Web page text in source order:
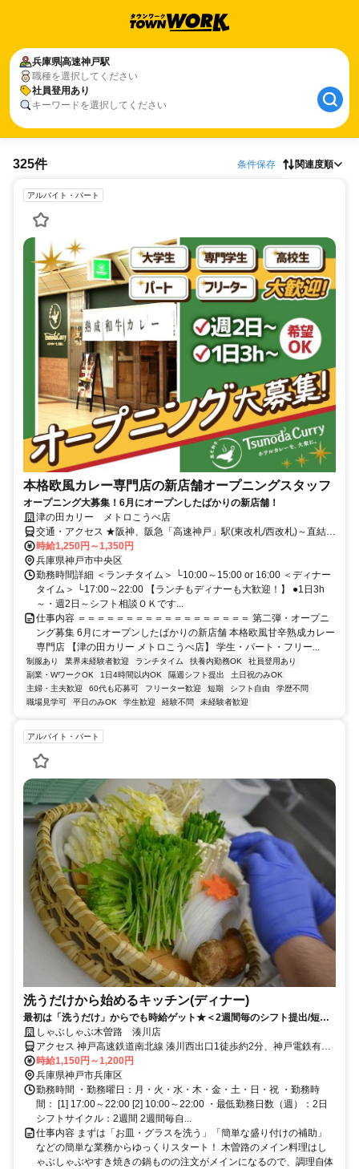
兵庫県高速神戸駅
職種を選択してください
社員登用あり
キーワードを選択してください
325件 条件保存 関連度順
アルバイト・パート
本格欧風カレー専門店の新店舗オープニングスタッフ
オープニング大募集！6月にオープンしたばかりの新店舗！
津の田カリー メトロこうべ店
交通・アクセス ★阪神、阪急「高速神戸」駅(東改札/西改札)～直結ス
グ！ ★阪神、阪急、神鉄「新開地」駅(東改札/西改札)～直結スグ！
★JR「神戸」駅～北へ徒歩2分！ ★地下鉄「ハーバーランド」駅～徒
歩3分！
時給1,250円～1,350円
兵庫県神戸市中央区
勤務時間詳細 ＜ランチタイム＞ └10:00～15:00 or 16:00 ＜ディナー
タイム＞ └17:00～22:00 【ランチもディナーも大歓迎！】 ●1日3h
～・週2日～シフト相談ＯＫです...
仕事内容 ＝＝＝＝＝＝＝＝＝＝＝＝＝＝＝＝＝＝ 第二弾・オープニ
ング募集 6月にオープンしたばかりの新店舗 本格欧風甘辛熟成カレー
専門店 【津の田カリー メトロこうべ店】 学生・パート・フリー...
制服あり 業界未経験者歓迎 ランチタイム 扶養内勤務OK
社員登用あり
副業・WワークOK
1日4時間以内OK 隔週シフト提出
土日祝のみOK
主婦・主夫歓迎
60代も応募可 フリーター歓迎 短期 シフト自由
学歴不問
職場見学可
平日のみOK 学生歓迎 経験不問 未経験者歓迎
アルバイト・パート
洗うだけから始めるキッチン(ディナー)
最初は「洗うだけ」からでも時給ゲット★＜2週間毎のシフト提出/短時
間2h～/週2日～＞
しゃぶしゃぶ木曽路 湊川店
アクセス 神戸高速鉄道南北線 湊川西出口1徒歩約2分、神戸電鉄有馬
線 湊川西出口1徒歩約2分、神戸市営西神・山手線 湊川公園西出口1
徒歩約2分 湊川駅徒歩2分
時給1,150円～1,200円
兵庫県神戸市兵庫区
勤務時間 ・勤務曜日：月・火・水・木・金・土・日・祝 ・勤務時
間： [1] 17:00～22:00 [2] 10:00～22:00 ・最低勤務日数（週）：2日
シフトサイクル：2週間 2週間毎自...
仕事内容 まずは「お皿・グラスを洗う」「簡単な盛り付けの補助」
などの簡単な業務からゆっくりスタート！ 木曽路のメイン料理はし
ゃぶしゃぶやすき焼きの鍋ものの注文がメインになるので、調理自体